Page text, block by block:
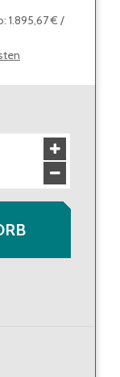
: 1.895,67 € /